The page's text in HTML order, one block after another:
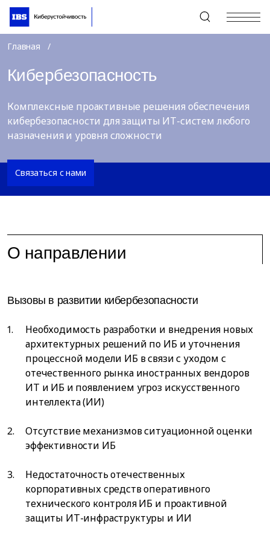
+7 (495) 967-80-80
Главная
Кибербезопасность
Комплексные проактивные решения обеспечения
кибербезопасности для защиты ИТ-систем любого
назначения и уровня сложности
Связаться с нами
О направлении
Вызовы в развитии кибербезопасности
Необходимость разработки и внедрения новых
архитектурных решений по ИБ и уточнения
процессной модели ИБ в связи с уходом с
отечественного рынка иностранных вендоров
ИТ и ИБ и появлением угроз искусственного
интеллекта (ИИ)
Отсутствие механизмов ситуационной оценки
эффективности ИБ
Недостаточность отечественных
корпоративных средств оперативного
технического контроля ИБ и проактивной
защиты ИТ-инфраструктуры и ИИ